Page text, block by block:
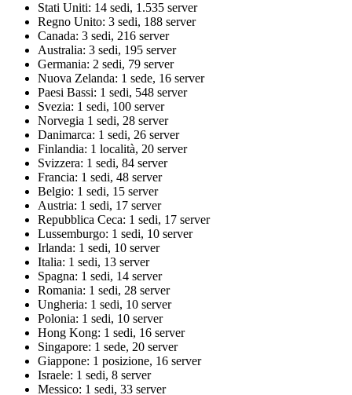
Stati Uniti: 14 sedi, 1.535 server
Regno Unito: 3 sedi, 188 server
Canada: 3 sedi, 216 server
Australia: 3 sedi, 195 server
Germania: 2 sedi, 79 server
Nuova Zelanda: 1 sede, 16 server
Paesi Bassi: 1 sedi, 548 server
Svezia: 1 sedi, 100 server
Norvegia 1 sedi, 28 server
Danimarca: 1 sedi, 26 server
Finlandia: 1 località, 20 server
Svizzera: 1 sedi, 84 server
Francia: 1 sedi, 48 server
Belgio: 1 sedi, 15 server
Austria: 1 sedi, 17 server
Repubblica Ceca: 1 sedi, 17 server
Lussemburgo: 1 sedi, 10 server
Irlanda: 1 sedi, 10 server
Italia: 1 sedi, 13 server
Spagna: 1 sedi, 14 server
Romania: 1 sedi, 28 server
Ungheria: 1 sedi, 10 server
Polonia: 1 sedi, 10 server
Hong Kong: 1 sedi, 16 server
Singapore: 1 sede, 20 server
Giappone: 1 posizione, 16 server
Israele: 1 sedi, 8 server
Messico: 1 sedi, 33 server